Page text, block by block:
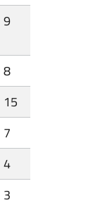
9
8
15
7
4
3